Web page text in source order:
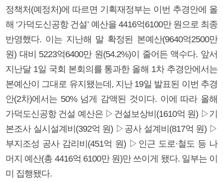
정책처(예정처)에 따르면 기획재정부는 이번 추경안에 올
해 ‘가덕도신공항 건설’ 예산을 4416억6100만 원으로 최종
반영했다. 이는 지난해 말 확정된 본예산(9640억2500만
원) 대비 5223억6400만 원(54.2%)이 줄어든 액수다. 앞서
지난달 1일 국회 본회의를 통과한 올해 1차 추경안에서는
본예산이 그대로 유지됐는데, 지난 19일 발표된 이번 추경
안(2차)에서는 50% 넘게 감액된 것이다. 이에 따라 올해
가덕도신공항 건설 예산은 ▷건설보상비(1610억 원) ▷기
본조사 실시설계비(392억 원) ▷공사 설계비(817억 원) ▷
부지조성 공사 감리비(451억 원) ▷인근 도로·철도 등 나
머지 예산(총 4416억 6100만 원)만 쓰이게 됐다. 일부는 이
미 집행됐다.